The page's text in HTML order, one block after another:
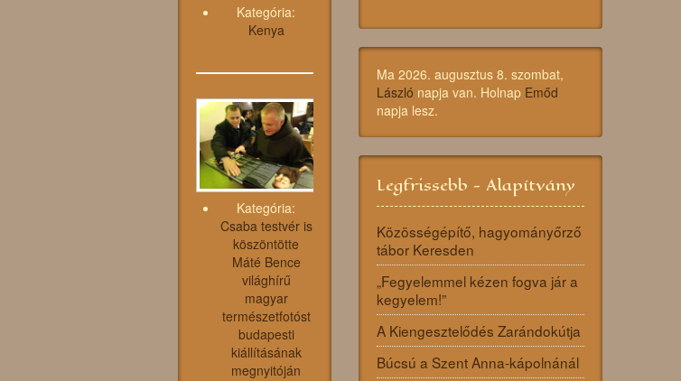
Kategória:
Kenya
Kategória:
Csaba testvér is
köszöntötte
Máté Bence
világhírű
magyar
természetfotóst
budapesti
kiállításának
megnyitóján
Ma 2026. augusztus 8. szombat,
László napja van. Holnap Emőd
napja lesz.
Legfrissebb - Alapítvány
Közösségépítő, hagyományőrző
tábor Keresden
„Fegyelemmel kézen fogva jár a
kegyelem!”
A Kiengesztelődés Zarándokútja
Búcsú a Szent Anna-kápolnánál